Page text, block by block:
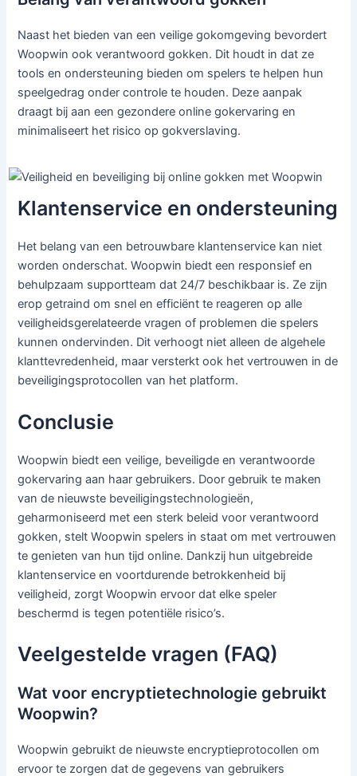
Naast het bieden van een veilige gokomgeving bevordert
Woopwin ook verantwoord gokken. Dit houdt in dat ze
tools en ondersteuning bieden om spelers te helpen hun
speelgedrag onder controle te houden. Deze aanpak
draagt bij aan een gezondere online gokervaring en
minimaliseert het risico op gokverslaving.
Klantenservice en ondersteuning
Het belang van een betrouwbare klantenservice kan niet
worden onderschat. Woopwin biedt een responsief en
behulpzaam supportteam dat 24/7 beschikbaar is. Ze zijn
erop getraind om snel en efficiënt te reageren op alle
veiligheidsgerelateerde vragen of problemen die spelers
kunnen ondervinden. Dit verhoogt niet alleen de algehele
klanttevredenheid, maar versterkt ook het vertrouwen in de
beveiligingsprotocollen van het platform.
Conclusie
Woopwin biedt een veilige, beveiligde en verantwoorde
gokervaring aan haar gebruikers. Door gebruik te maken
van de nieuwste beveiligingstechnologieën,
geharmoniseerd met een sterk beleid voor verantwoord
gokken, stelt Woopwin spelers in staat om met vertrouwen
te genieten van hun tijd online. Dankzij hun uitgebreide
klantenservice en voortdurende betrokkenheid bij
veiligheid, zorgt Woopwin ervoor dat elke speler
beschermd is tegen potentiële risico’s.
Veelgestelde vragen (FAQ)
Wat voor encryptietechnologie gebruikt
Woopwin?
Woopwin gebruikt de nieuwste encryptieprotocollen om
ervoor te zorgen dat de gegevens van gebruikers